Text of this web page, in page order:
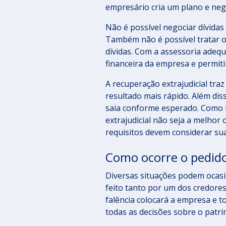
empresário cria um plano e
Não é possível negociar
Também não é possível tratar
dívidas. Com a assessoria
financeira da empresa e
A recuperação extrajudicial
resultado mais rápido. Além
saia conforme esperado.
extrajudicial não seja a melhor
requisitos devem considerar
Como ocorre o
Diversas situações podem
feito tanto por um dos
falência colocará a empresa e
todas as decisões sobre o